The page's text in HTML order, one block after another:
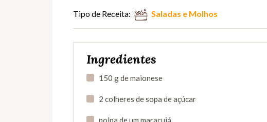
Tipo de Receita: Saladas e Molhos
Ingredientes
150 g de maionese
2 colheres de sopa de açúcar
polpa de um maracujá